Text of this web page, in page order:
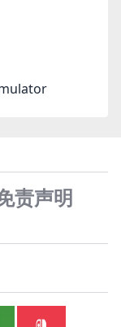
责声明